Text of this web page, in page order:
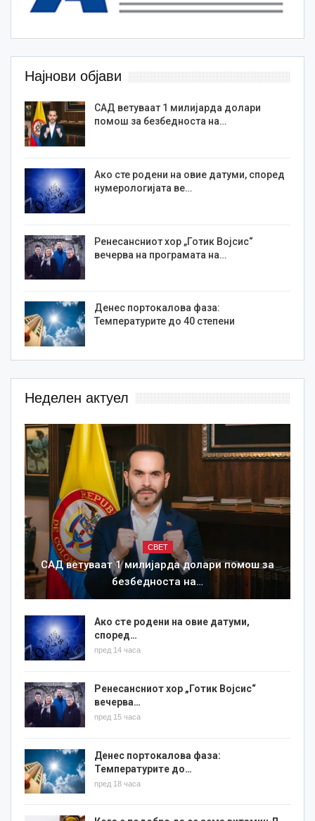
Најнови објави
САД ветуваат 1 милијарда долари
помош за безбедноста на…
Ако сте родени на овие датуми, според
нумерологијата ве…
Ренесансниот хор „Готик Војсис“
вечерва на програмата на…
Денес портокалова фаза:
Температурите до 40 степени
Неделен актуел
СВЕТ
САД ветуваат 1 милијарда долари помош за
безбедноста на…
Ако сте родени на овие датуми,
според…
пред 14 часа
Ренесансниот хор „Готик Војсис“
вечерва…
пред 15 часа
Денес портокалова фаза:
Температурите до…
пред 18 часа